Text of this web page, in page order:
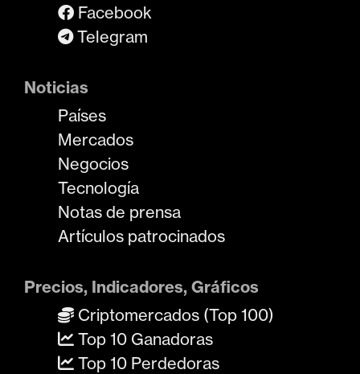
Facebook
Telegram
Noticias
Países
Mercados
Negocios
Tecnología
Notas de prensa
Artículos patrocinados
Precios, Indicadores, Gráficos
Criptomercados (Top 100)
Top 10 Ganadoras
Top 10 Perdedoras